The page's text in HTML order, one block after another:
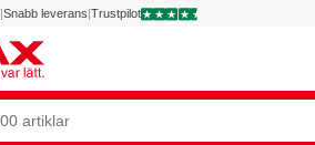
|Snabb leverans|Trustpilot